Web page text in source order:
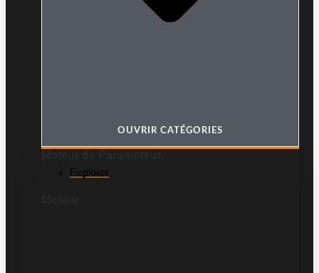
OUVRIR CATÉGORIES
Explorer